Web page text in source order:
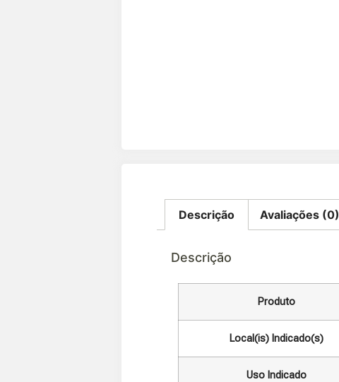
Descrição Avaliações (0)
Descrição
Produto
Local(is) Indicado(s)
Uso Indicado